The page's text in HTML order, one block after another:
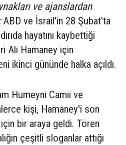
ve ajanslardan
ABD ve İsrail'in 28 Şubat'ta
hayatını kaybettiği
Ali Hamaney için
ikinci gününde halka açıldı.
Humeyni Camii ve
kişi, Hamaney'i son
bir araya geldi. Tören
çeşitli sloganlar attığı